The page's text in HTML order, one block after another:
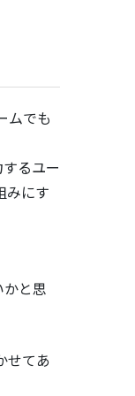
ムでも
るユー
みにす
と思
せてあ